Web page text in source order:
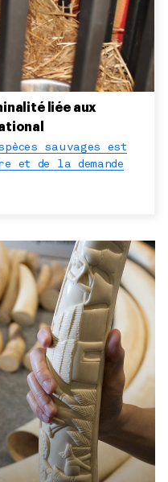
liée aux
sauvages est
et de la demande